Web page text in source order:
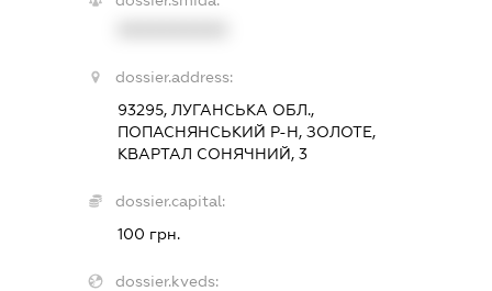
dossier.address:
93295, ЛУГАНСЬКА ОБЛ.,
ПОПАСНЯНСЬКИЙ Р-Н, ЗОЛОТЕ,
КВАРТАЛ СОНЯЧНИЙ, 3
dossier.capital:
100 грн.
dossier.kveds: